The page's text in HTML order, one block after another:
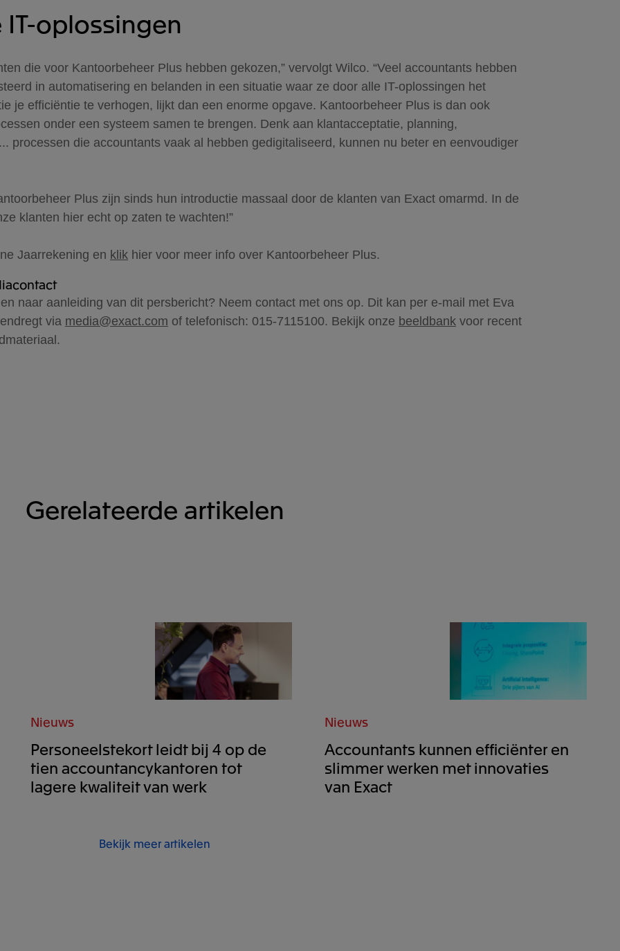
oplossingen
die voor Kantoorbeheer Plus hebben gekozen,” vervolgt Wilco. “Veel accountants hebben
in automatisering en belanden in een situatie waar ze door alle IT-oplossingen het
je efficiëntie te verhogen, lijkt dan een enorme opgave. Kantoorbeheer Plus is dan ook
onder een systeem samen te brengen. Denk aan klantacceptatie, planning,
processen die accountants vaak al hebben gedigitaliseerd, kunnen nu beter en eenvoudiger
Plus zijn sinds hun introductie massaal door de klanten van Exact omarmd. In de
klanten hier echt op zaten te wachten!”
Jaarrekening en klik hier voor meer info over Kantoorbeheer Plus.
naar aanleiding van dit persbericht? Neem contact met ons op. Dit kan per e-mail met Eva
via media@exact.com of telefonisch: 015-7115100. Bekijk onze beeldbankvoor recent
Gerelateerde artikelen
Nieuws
Personeelstekort leidt bij 4 op de
tien accountancykantoren tot
lagere kwaliteit van werk
Nieuws
Accountants kunnen efficiënter en
slimmer werken met innovaties
van Exact
Bekijk meer artikelen